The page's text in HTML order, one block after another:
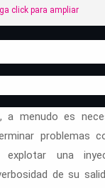
click para ampliar
a menudo es
problemas
una
de su